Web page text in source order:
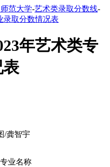
范大学-艺术类录取分数线-
录取分数情况表
年艺术类专
表
/龚智宇
专业名称